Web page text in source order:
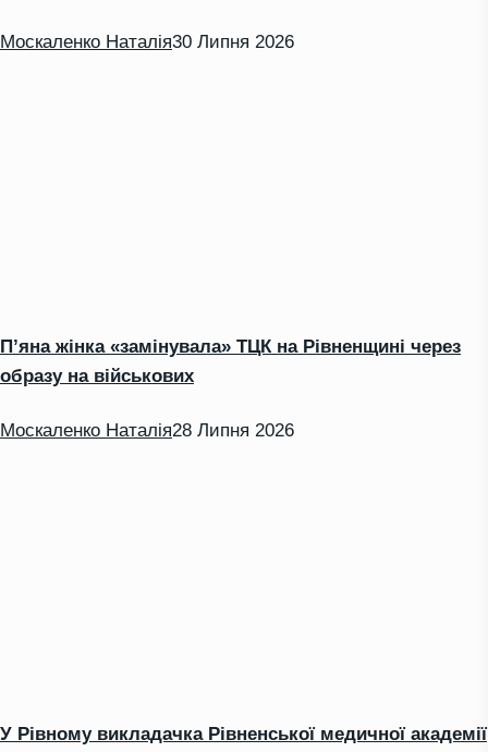
Москаленко Наталія30 Липня 2026
П’яна жінка «замінувала» ТЦК на Рівненщині через
образу на військових
Москаленко Наталія28 Липня 2026
У Рівному викладачка Рівненської медичної академії